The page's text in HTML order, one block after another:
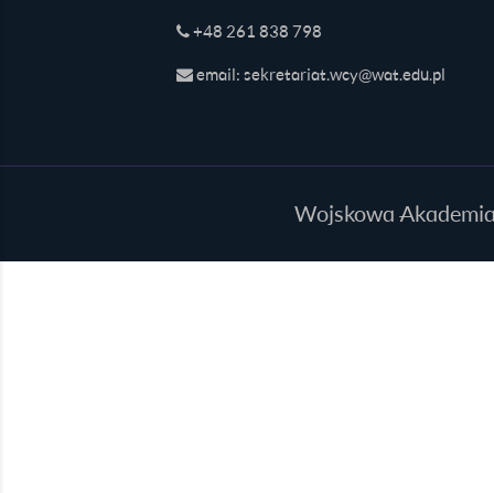
+48 261 838 798
email: sekretariat.wcy@wat.edu.pl
Wojskowa